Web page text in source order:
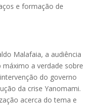
e formação de
Malafaia, a audiência
a verdade sobre
do governo
da crise Yanomami.
acerca do tema e